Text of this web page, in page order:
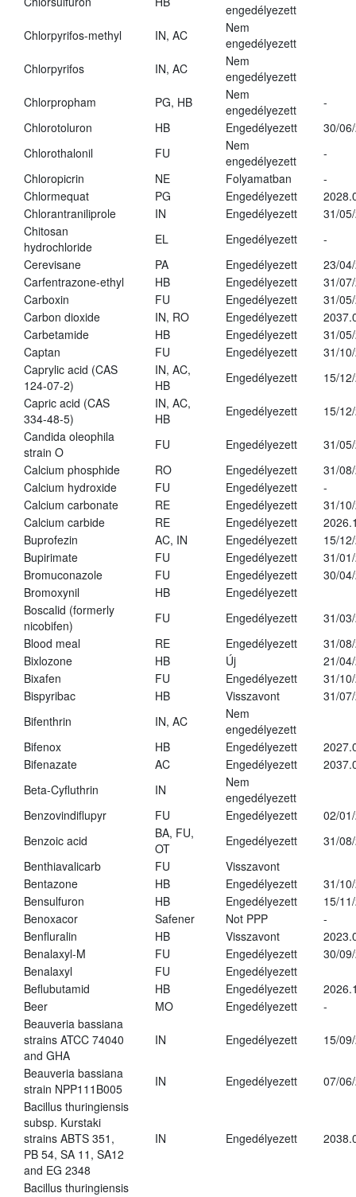
engedélyezett
Chlorpyrifos-methyl
IN, AC
Nem
engedélyezett
Chlorpyrifos
IN, AC
Nem
engedélyezett
Chlorpropham
PG, HB
Nem
engedélyezett
-
Chlorotoluron
HB Engedélyezett
30/
Chlorothalonil
FU
Nem
engedélyezett
-
Chloropicrin
NE Folyamatban
-
Chlormequat
PG Engedélyezett
Chlorantraniliprole
IN Engedélyezett
31/
Chitosan
hydrochloride
EL Engedélyezett
-
Cerevisane
PA Engedélyezett
23/
Carfentrazone-ethyl
HB Engedélyezett
31/
Carboxin
FU Engedélyezett
31/
Carbon dioxide
IN, RO Engedélyezett
Carbetamide
HB Engedélyezett
31/
Captan
FU Engedélyezett
31/
Caprylic acid (CAS
124-07-2)
IN, AC,
HB
Engedélyezett
15/
Capric acid (CAS
334-48-5)
IN, AC,
HB
Engedélyezett
15/
Candida oleophila
strain O
FU Engedélyezett
31/
Calcium phosphide
RO Engedélyezett
31/
Calcium hydroxide
FU Engedélyezett
-
Calcium carbonate
RE Engedélyezett
31/
Calcium carbide
RE Engedélyezett
Buprofezin
AC, IN Engedélyezett
15/
Bupirimate
FU Engedélyezett
31/
Bromuconazole
FU Engedélyezett
30/
Bromoxynil
HB
Engedélyezett
Boscalid (formerly
nicobifen)
FU Engedélyezett
31/
Blood meal
RE Engedélyezett
31/
Bixlozone
HB Új
21/
Bixafen
FU Engedélyezett
31/
Bispyribac
HB Visszavont
31/
Bifenthrin
IN, AC
Nem
engedélyezett
Bifenox
HB Engedélyezett
Bifenazate
AC Engedélyezett
Beta-Cyfluthrin
IN
Nem
engedélyezett
Benzovindiflupyr
FU Engedélyezett
02/
Benzoic acid
BA, FU,
OT
Engedélyezett
31/
Benthiavalicarb
FU
Visszavont
Bentazone
HB Engedélyezett
31/
Bensulfuron
HB Engedélyezett
15/
Benoxacor
Safener Not PPP
-
Benfluralin
HB Visszavont
Benalaxyl-M
FU Engedélyezett
30/
Benalaxyl
FU
Engedélyezett
Beflubutamid
HB Engedélyezett
Beer
MO Engedélyezett
-
Beauveria bassiana
strains ATCC 74040
and GHA
IN Engedélyezett 15/
Beauveria bassiana
strain NPP111B005
IN Engedélyezett
07/
Bacillus thuringiensis
subsp. Kurstaki
strains ABTS 351,
PB 54, SA 11, SA12
and EG 2348
IN Engedélyezett
Bacillus thuringiensis